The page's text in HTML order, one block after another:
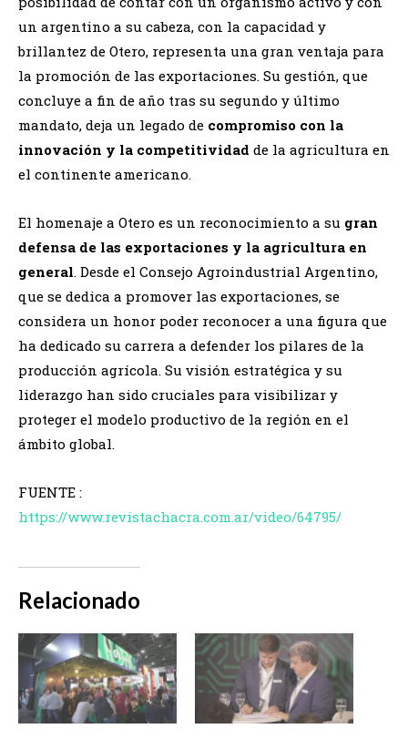
un argentino a su cabeza, con la capacidad y
brillantez de Otero, representa una gran ventaja para
la promoción de las exportaciones. Su gestión, que
concluye a fin de año tras su segundo y último
mandato, deja un legado de compromiso con la
innovación y la competitividad de la agricultura en
el continente americano.
El homenaje a Otero es un reconocimiento a su gran
defensa de las exportaciones y la agricultura en
general. Desde el Consejo Agroindustrial Argentino,
que se dedica a promover las exportaciones, se
considera un honor poder reconocer a una figura que
ha dedicado su carrera a defender los pilares de la
producción agrícola. Su visión estratégica y su
liderazgo han sido cruciales para visibilizar y
proteger el modelo productivo de la región en el
ámbito global.
FUENTE :
https://www.revistachacra.com.ar/video/64795/
Relacionado